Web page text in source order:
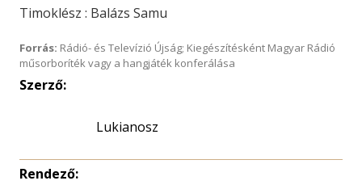
Timoklész : Balázs Samu
Forrás: Rádió- és Televízió Újság; Kiegészítésként Magyar Rádió
műsorboríték vagy a hangjáték konferálása
Szerző:
Lukianosz
Rendező: